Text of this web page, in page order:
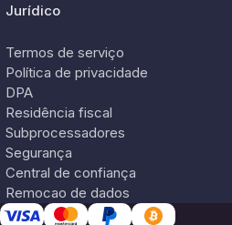
Jurídico
Termos de serviço
Política de privacidade
DPA
Residência fiscal
Subprocessadores
Segurança
Central de confiança
Remocao de dados